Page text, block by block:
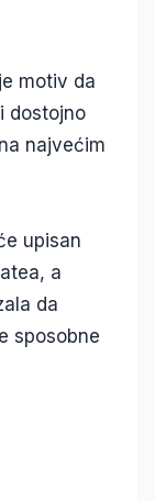
motiv da
dostojno
najvećim
upisan
a
da
sposobne